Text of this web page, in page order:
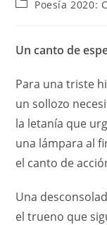
Poesía 2020:
Un canto de
Para una triste
un sollozo
la letanía que
una lámpara al
el canto de
Una
el trueno que